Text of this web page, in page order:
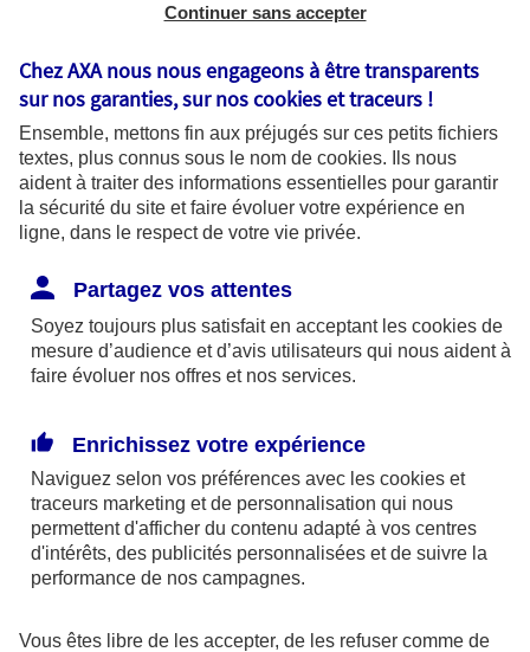
environnement familier.
Il demande l’admission à l’HAD en délivrant un
projet thérapeutique écrit qui énonce les soins
cliniques, psychologiques et sociaux requis.
Il élabore ce projet avec l’équipe soignante du
service d’HAD et le médecin qui coordonne les
visite au patient chaque semaine pour évaluer la
situation et décider si le dispositif doit être
Qui peut en bénéficier ?
L’HAD est une hospitalisation classique, ouverte à
tous les assurés sociaux et pour tous les types de
Continuer sans accepter
Chez AXA nous nous engageons à être transparents
sur nos garanties, sur noscookies et traceurs !
Ensemble, mettons fin aux préjugés sur ces petits fichiers
textes, plus connus sous le nom de cookies. Ils nous
aident à traiter des informations essentielles pour garantir
la sécurité du site et faire évoluer votre expérience en
ligne, dans le respect de votre vie privée.
Partagez vos attentes
Soyez toujours plus satisfait en acceptant les cookies de
mesure d’audience et d’avis utilisateurs qui nous aident à
faire évoluer nos offres et nos services.
Enrichissez votre expérience
Naviguez selon vos préférences avec les cookies et
traceurs marketing et de personnalisation qui nous
permettent d'afficher du contenu adapté à vos centres
d'intérêts, des publicités personnalisées et de suivre la
performance de nos campagnes.
Vous êtes libre de les accepter, de les refuser comme de